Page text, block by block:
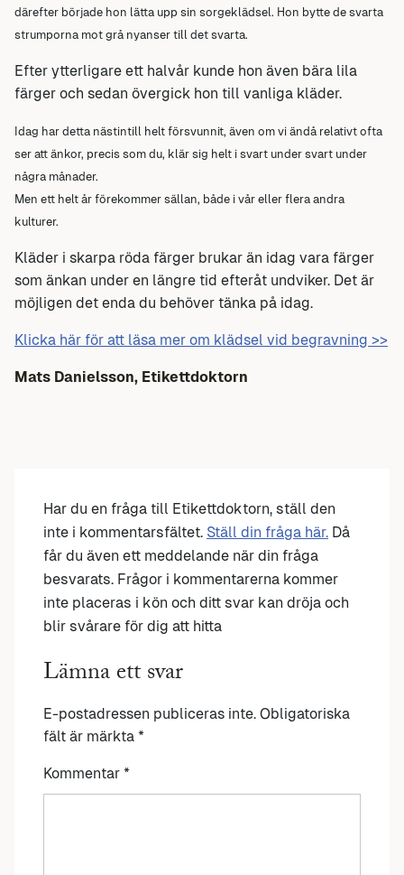
därefter började hon lätta upp sin sorgeklädsel. Hon bytte de svarta
strumporna mot grå nyanser till det svarta.
Efter ytterligare ett halvår kunde hon även bära lila
färger och sedan övergick hon till vanliga kläder.
Idag har detta nästintill helt försvunnit, även om vi ändå relativt ofta
ser att änkor, precis som du, klär sig helt i svart under svart under
några månader.
Men ett helt år förekommer sällan, både i vår eller flera andra
kulturer.
Kläder i skarpa röda färger brukar än idag vara färger
som änkan under en längre tid efteråt undviker. Det är
möjligen det enda du behöver tänka på idag.
Klicka här för att läsa mer om klädsel vid begravning >>
Mats Danielsson, Etikettdoktorn
Har du en fråga till Etikettdoktorn, ställ den
inte i kommentarsfältet. Ställ din fråga här. Då
får du även ett meddelande när din fråga
besvarats. Frågor i kommentarerna kommer
inte placeras i kön och ditt svar kan dröja och
blir svårare för dig att hitta
Lämna ett svar
E-postadressen publiceras inte. Obligatoriska
fält är märkta *
Kommentar *